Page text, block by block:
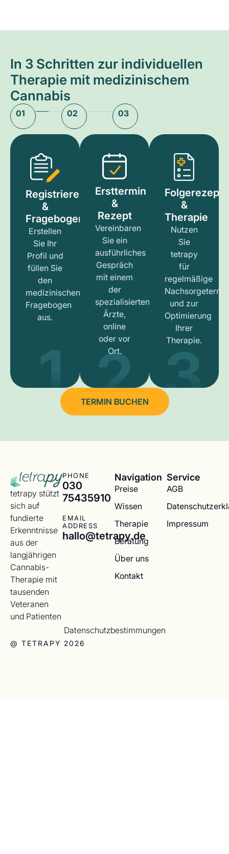
In 3 Schritten zur individuellen
Therapie mit medizinischem
Cannabis
01 02 03
Registrieren
&
Fragebogen
Erstellen
Sie Ihr
Profil und
füllen Sie
den
medizinischen
Fragebogen
aus.
1
Ersttermin
&
Rezept
Vereinbaren
Sie ein
ausführliches
Gespräch
mit einem
der
spezialisierten
Ärzte,
online
oder vor
Ort.
2
Folgerezept
&
Therapie
Nutzen
Sie
tetrapy
für
regelmäßige
und zur
Optimierung
Ihrer
Therapie.
3
TERMIN BUCHEN
tetrapy stützt
sich auf
fundierte
Erkenntnisse
aus der
langjährigen
Cannabis-
Therapie mit
tausenden
Veteranen
und Patienten
PHONE
030
75435910
EMAIL
ADDRESS
hallo@tetrapy.de
Navigation
Preise
Wissen
Therapie
Beratung
Über uns
Kontakt
Service
AGB
Impressum
@ TETRAPY 2026
Datenschutzbestimmungen